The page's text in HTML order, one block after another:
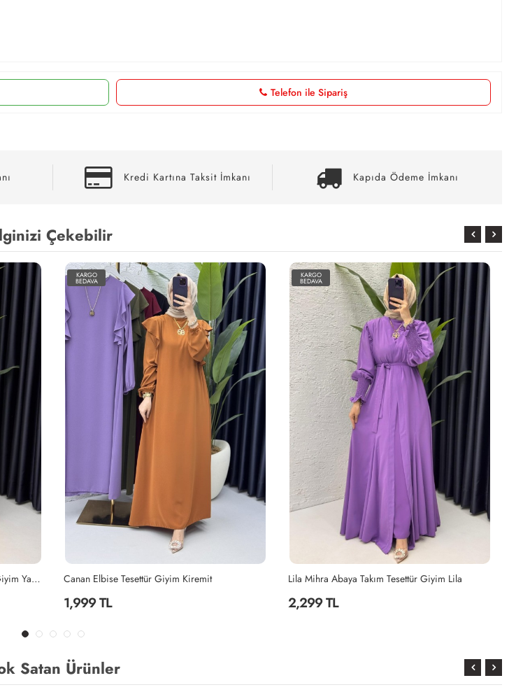
Telefon ile Sipariş
Kredi Kartına Taksit İmkanı Kapıda Ödeme İmkanı
Çekebilir
Giyim Kiremit
KARGO
BEDAVA
Lila Mihra Abaya Takım Tesettür Giyim Lila
KARGO
BEDAVA
Satan Ürünler